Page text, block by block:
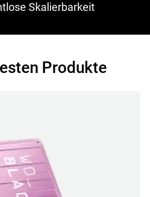
Skalierbarkeit
Produkte